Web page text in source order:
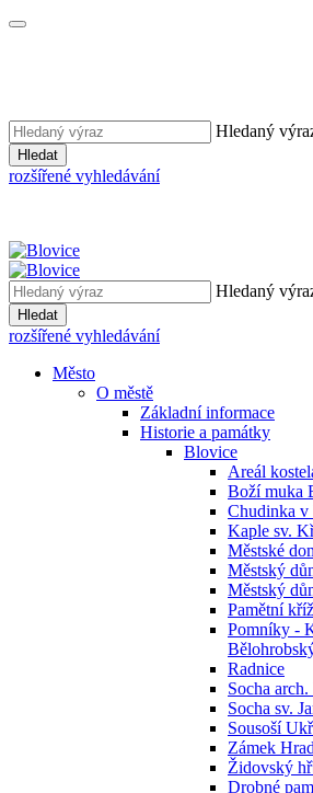
Hledaný
Hledat
rozšířené vyhledávání
Hledaný
Hledat
rozšířené vyhledávání
Město
O městě
Základní informace
Historie a památky
Blovice
Areál
Boží muka
Chudinka v
Kaple sv.
Městské
Městský
Městský
Pamětní
Pomníky -
Radnice
Socha
Socha sv.
Sousoší
Zámek
Židovský
Drobné